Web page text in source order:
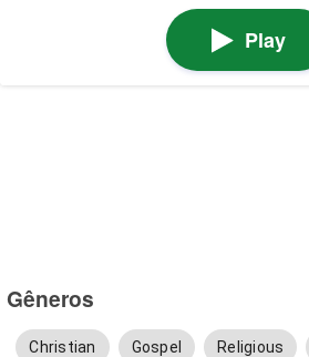
Play
Gêneros
Christian Gospel Religious